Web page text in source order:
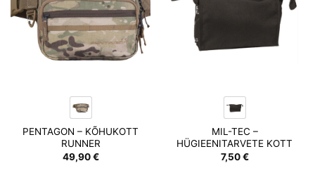
PENTAGON – KÕHUKOTT
RUNNER
49,90€
MIL-TEC –
HÜGIEENITARVETE KOTT
7,50€